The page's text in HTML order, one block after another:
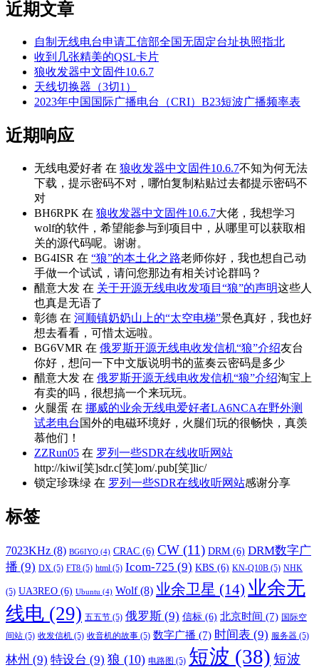
近期文章
自制无线电台申请工信部全国无固定台址执照指北
收到几张精美的QSL卡片
狼收发器中文固件10.6.7
天线切换器（3切1）
2023年中国国际广播电台（CRI）B23短波广播频率表
近期响应
无线电爱好者 在 狼收发器中文固件10.6.7不知为何无法
下载，提示密码不对，哪怕复制粘贴过去都提示密码不
对
BH6RPK 在 狼收发器中文固件10.6.7大佬，我想学习
wolf的软件，希望能参与到项目中，从哪里可以获取相
关的源代码呢。谢谢。
BG4ISR 在 “狼”的本土化之路老师你好，我也想自己动
手做一个试试，请问您那边有相关讨论群吗？
醋意大发 在 关于开源无线电收发项目“狼”的声明这些人
也真是无语了
彰德 在 河顺镇奶奶山上的“太空电梯”景色真好，我也好
想去看看，可惜太远啦。
BG6VMR 在 俄罗斯开源无线电收发信机“狼”介绍友台
你好，想问一下中文版说明书的蓝奏云密码是多少
醋意大发 在 俄罗斯开源无线电收发信机“狼”介绍淘宝上
有卖的吗，很想搞一个来玩玩。
火腿蛋 在 挪威的业余无线电爱好者LA6NCA在野外测
试老电台 国外的电磁环境好，火腿们玩的很畅快，真羡
慕他们！
ZZRun05 在 罗列一些SDR在线收听网站
http://kiwi[笑]sdr.c[笑]om/.pub[笑]lic/
锁定珍珠绿 在 罗列一些SDR在线收听网站感谢分享
标签
7023KHz (8) BG6IYQ (4) CRAC (6) CW (11) DRM (6) DRM数字广
播 (9) DX (5) FT8 (5) html (5) Icom-725 (9) KBS (6) KN-Q10B (5) NHK
(5) UA3REO (6) Ubuntu (4) Wolf(8) 业余卫星 (14) 业余无
线电 (29) 五五节 (5) 俄罗斯 (9) 信标 (6) 北京时间 (7) 国际空
间站 (5) 收发信机 (5) 收音机的故事 (5) 数字广播 (7) 时间表 (9) 服务器 (5)
林州 (9) 特设台 (9) 狼 (10) 电路图 (5) 短波 (38) 短波